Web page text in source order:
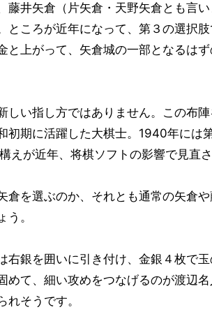
藤井矢倉（片矢倉・天野矢倉とも言
ところが近年になって、第３の選択
と上がって、矢倉城の一部となるは
しい指し方ではありません。この布
初期に活躍した大棋士。1940年には
えが近年、将棋ソフトの影響で見直さ
倉を選ぶのか、それとも通常の矢倉
う。
右銀を囲いに引き付け、金銀４枚で
めて、細い攻めをつなげるのが渡辺
れそうです。